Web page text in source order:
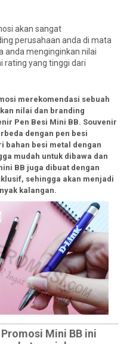
akan sangat
perusahaan anda di mata
anda menginginkan nilai
rating yang tinggi dari
merekomendasi sebuah
nilai dan branding
Pen Besi Mini BB. Souvenir
dengan pen besi
bahan besi metal dengan
mudah untuk dibawa dan
BB juga dibuat dengan
sehingga akan menjadi
kalangan.
Mini BB ini